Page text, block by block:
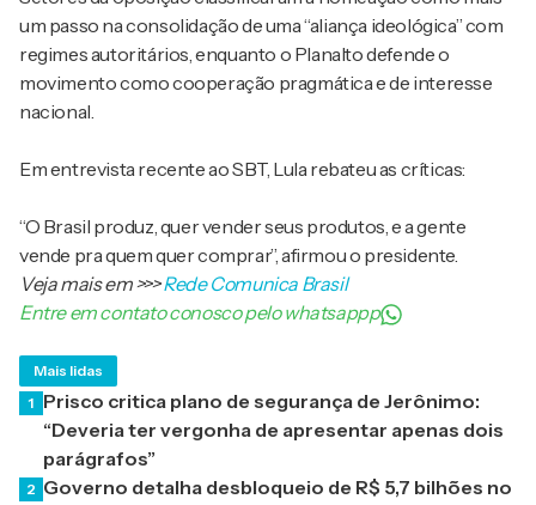
um passo na consolidação de uma “aliança ideológica” com
regimes autoritários, enquanto o Planalto defende o
movimento como cooperação pragmática e de interesse
nacional.
Em entrevista recente ao SBT, Lula rebateu as críticas:
“O Brasil produz, quer vender seus produtos, e a gente
vende pra quem quer comprar”, afirmou o presidente.
Veja mais em>>>Rede Comunica Brasil
Entre em contato conosco pelo whatsappp
Mais lidas
1 Prisco critica plano de segurança de Jerônimo:
“Deveria ter vergonha de apresentar apenas dois
parágrafos”
2 Governo detalha desbloqueio de R$ 5,7 bilhões no